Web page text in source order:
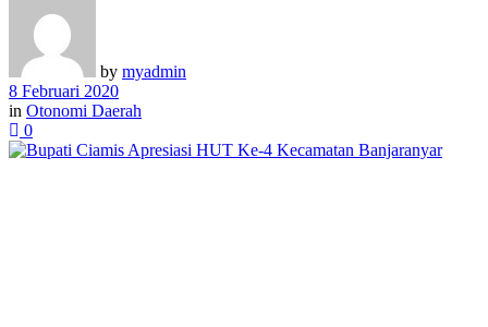
by myadmin
8 Februari 2020
in Otonomi Daerah
0